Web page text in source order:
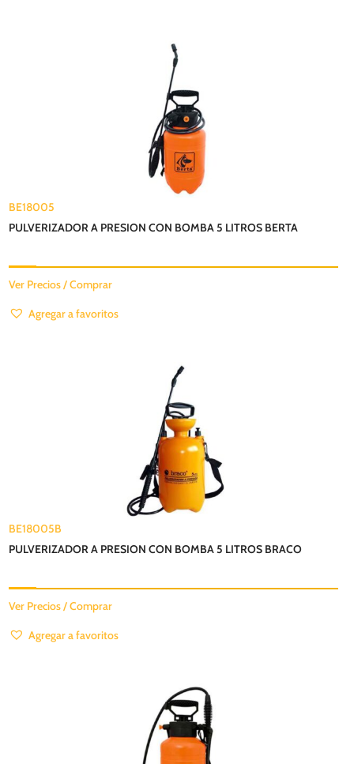
BE18005
PULVERIZADOR A PRESION CON BOMBA 5 LITROS BERTA
Ver Precios / Comprar
Agregar a favoritos
BE18005B
PULVERIZADOR A PRESION CON BOMBA 5 LITROS BRACO
Ver Precios / Comprar
Agregar a favoritos